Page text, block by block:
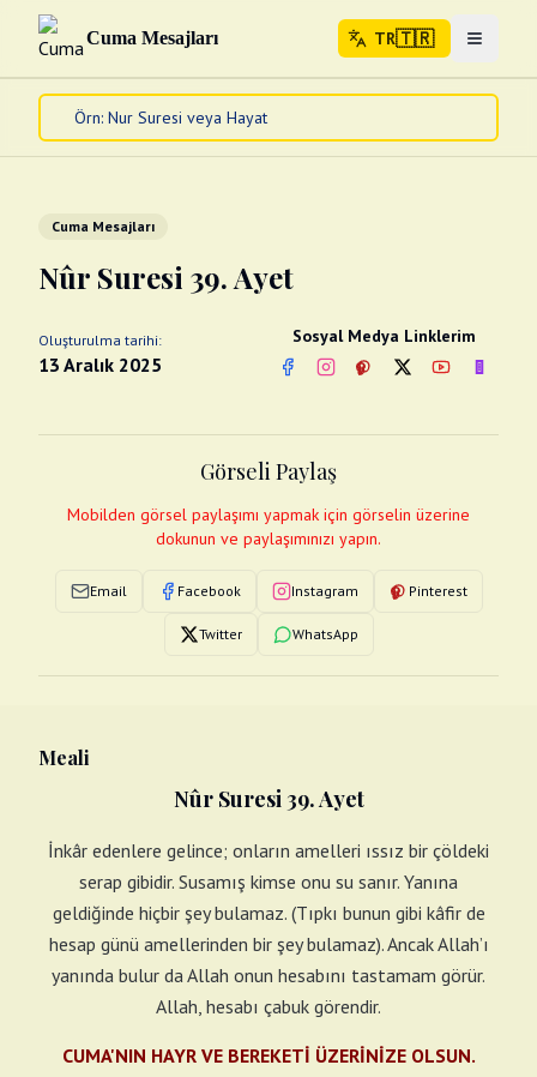
Cuma Mesajları TR🇹🇷 Menuyu
Ana Sayfa
Diğer
Abdest Videoları
Fotograflar
Cuma Mesajları
Nûr Suresi 39. Ayet
Oluşturulma tarihi:
13 Aralık 2025
Sosyal Medya Linklerim
FacebookInstagram
PinterestTwitterYouTube
Görseli Paylaş
Mobilden görsel paylaşımı yapmak için görselin üzerine
dokunun ve paylaşımınızı yapın.
Email Facebook Instagram Pinterest
Twitter WhatsApp
Meali
Nûr Suresi 39. Ayet
İnkâr edenlere gelince; onların amelleri ıssız bir çöldeki
serap gibidir. Susamış kimse onu su sanır. Yanına
geldiğinde hiçbir şey bulamaz. (Tıpkı bunun gibi kâfir de
hesap günü amellerinden bir şey bulamaz). Ancak Allah’ı
yanında bulur da Allah onun hesabını tastamam görür.
Allah, hesabı çabuk görendir.
CUMA'NIN HAYR VE BEREKETİ ÜZERİNİZE OLSUN.